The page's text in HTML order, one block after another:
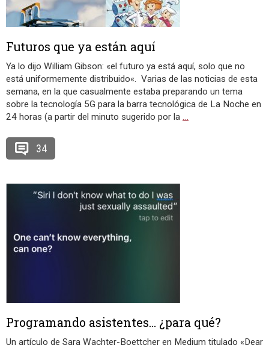
Futuros que ya están aquí
Ya lo dijo William Gibson: «el futuro ya está aquí, solo que no
está uniformemente distribuido«. Varias de las noticias de esta
semana, en la que casualmente estaba preparando un tema
sobre la tecnología 5G para la barra tecnológica de La Noche en
24 horas (a partir del minuto sugerido por la …
34
Programando asistentes… ¿para qué?
Un artículo de Sara Wachter-Boettcher en Medium titulado «Dear